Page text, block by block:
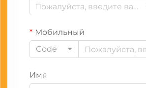
Мобильный
Code
Имя